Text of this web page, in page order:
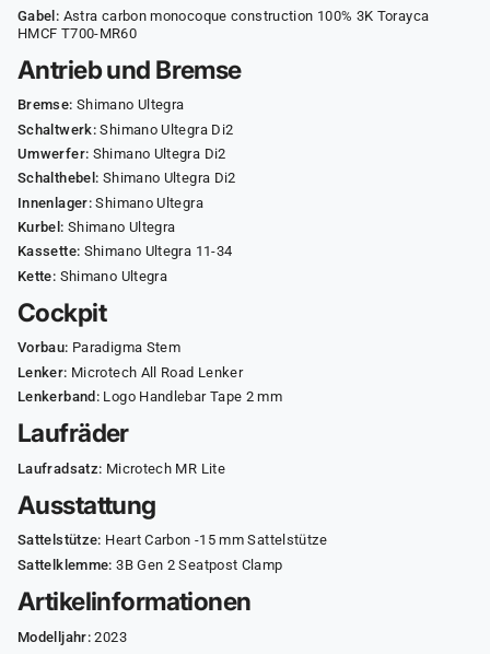
Gabel: Astra carbon monocoque construction 100% 3K Torayca
HMCF T700-MR60
Antrieb und Bremse
Bremse: Shimano Ultegra
Schaltwerk: Shimano Ultegra Di2
Umwerfer: Shimano Ultegra Di2
Schalthebel: Shimano Ultegra Di2
Innenlager: Shimano Ultegra
Kurbel: Shimano Ultegra
Kassette: Shimano Ultegra 11-34
Kette: Shimano Ultegra
Cockpit
Vorbau: Paradigma Stem
Lenker: Microtech All Road Lenker
Lenkerband: Logo Handlebar Tape 2 mm
Laufräder
Laufradsatz: Microtech MR Lite
Ausstattung
Sattelstütze: Heart Carbon -15 mm Sattelstütze
Sattelklemme: 3B Gen 2 Seatpost Clamp
Artikelinformationen
Modelljahr: 2023